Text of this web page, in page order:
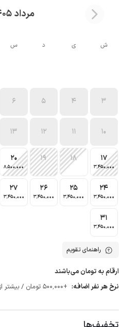
مرداد 1405
ش ی د س
3
4
5
6
10
11
12
13
17
3٬450٬000
18
19
20
8٬500٬000
24
3٬450٬000
25
3٬450٬000
26
3٬450٬000
27
3٬450٬000
31
3٬450٬000
راهنمای تقویم
ارقام به تومان می‌باشند
نرخ هر نفر اضافه: +500٬000 تومان / بیشتر از 4 نفر